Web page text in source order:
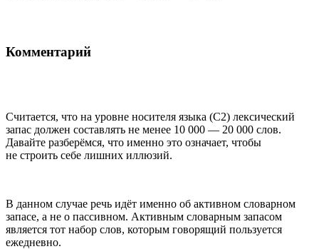
Комментарий
Считается, что на уровне носителя языка (С2) лексический
запас должен составлять не менее 10 000 — 20 000 слов.
Давайте разберёмся, что именно это означает, чтобы
не строить себе лишних иллюзий.
В данном случае речь идёт именно об активном словарном
запасе, а не о пассивном. Активным словарным запасом
является тот набор слов, которым говорящий пользуется
ежедневно.